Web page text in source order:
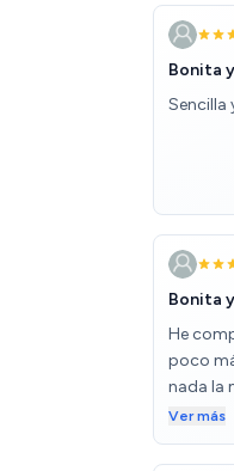
Bonita
Sencilla
Bonita
He
poco
nada la
todo
encaja
pieza,
Ver más